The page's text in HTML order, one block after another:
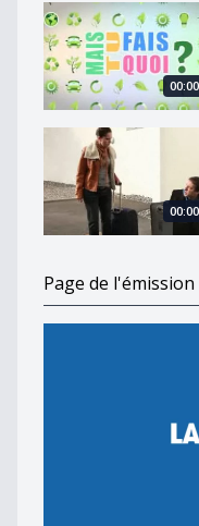
Mais tu fais quoi ?
Privilégier les
Page de l'émission